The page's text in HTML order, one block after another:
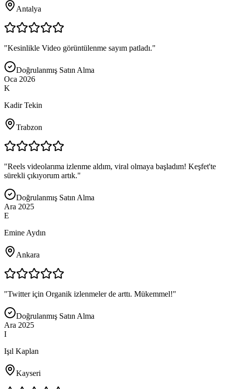
Antalya
"Kesinlikle Video görüntülenme sayım patladı."
Doğrulanmış Satın Alma
Oca 2026
K
Kadir Tekin
Trabzon
"Reels videolarıma izlenme aldım, viral olmaya başladım! Keşfet'te
sürekli çıkıyorum artık."
Doğrulanmış Satın Alma
Ara 2025
E
Emine Aydın
Ankara
"Twitter için Organik izlenmeler de arttı. Mükemmel!"
Doğrulanmış Satın Alma
Ara 2025
I
Işıl Kaplan
Kayseri